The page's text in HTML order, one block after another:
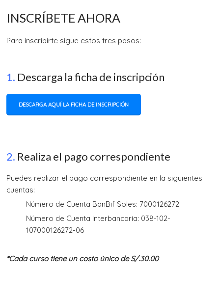
INSCRÍBETE AHORA
Para inscribirte sigue estos tres pasos:
1. Descarga la ficha de inscripción
DESCARGA AQUÍ LA FICHA DE INSCRIPCIÓN
2. Realiza el pago correspondiente
Puedes realizar el pago correspondiente en la siguientes
cuentas:
Número de Cuenta BanBif Soles: 7000126272
Número de Cuenta Interbancaria: 038-102-
107000126272-06
*Cada curso tiene un costo único de S/.30.00